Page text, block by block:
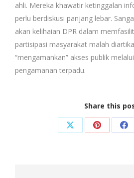
ahli. Mereka khawatir ketinggalan
perlu berdiskusi panjang lebar.
akan kelihaian DPR dalam
partisipasi masyarakat malah
“mengamankan” akses publik
pengamanan terpadu.
Share this
Share Share